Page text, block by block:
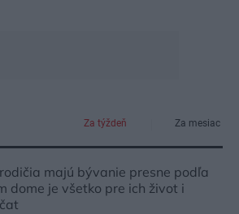
Za týždeň Za mesiac
majú bývanie presne podľa
dome je všetko pre ich život i